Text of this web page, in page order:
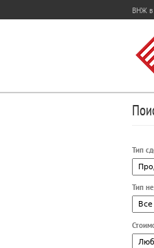
ВНЖ в
Тип
Тип